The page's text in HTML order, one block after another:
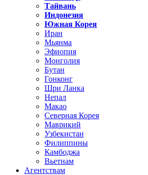
Тайвань
Индонезия
Южная Корея
Иран
Мьянма
Эфиопия
Монголия
Бутан
Гонконг
Шри Ланка
Непал
Макао
Северная Корея
Маврикий
Узбекистан
Филиппины
Камбоджа
Вьетнам
Агентствам